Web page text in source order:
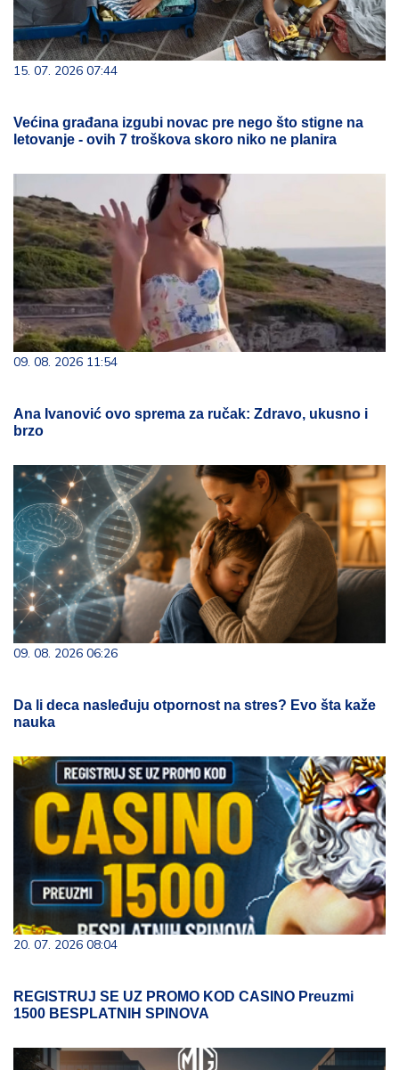
15. 07. 2026 07:44
Većina građana izgubi novac pre nego što stigne na
letovanje - ovih 7 troškova skoro niko ne planira
09. 08. 2026 11:54
Ana Ivanović ovo sprema za ručak: Zdravo, ukusno i
brzo
09. 08. 2026 06:26
Da li deca nasleđuju otpornost na stres? Evo šta kaže
nauka
20. 07. 2026 08:04
REGISTRUJ SE UZ PROMO KOD CASINO Preuzmi
1500 BESPLATNIH SPINOVA